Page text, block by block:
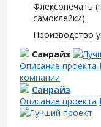
Флексопечать
самоклейки)
Производство
Санрайз
Описание проекта
компании
Санрайз
Описание проекта